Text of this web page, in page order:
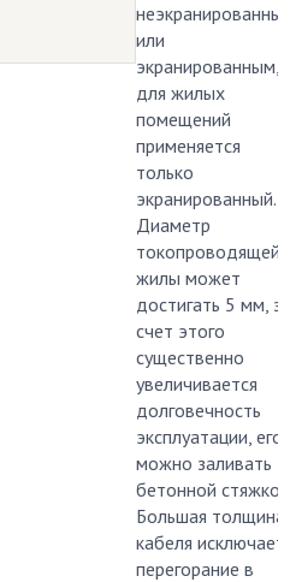
или
экранированным,
для жилых
помещений
применяется
только
экранированный.
Диаметр
токопроводящей
жилы может
достигать 5 мм, за
счет этого
существенно
увеличивается
долговечность
эксплуатации, его
можно заливать
бетонной
Большая толщина
кабеля исключает
перегорание в